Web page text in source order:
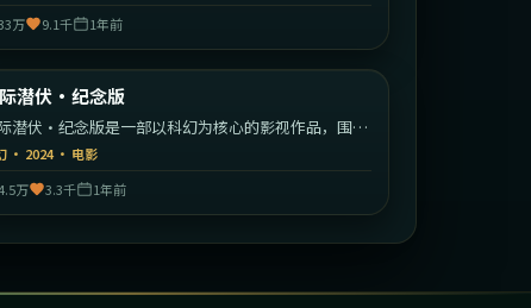
万
9.1千 1年前
潜伏·纪念版
潜伏·纪念版是一部以科幻为核心的影视作品，围绕
、反转与人物成长展开，整体节奏紧凑，值得推荐观
· 2024· 电影
万
3.3千 1年前